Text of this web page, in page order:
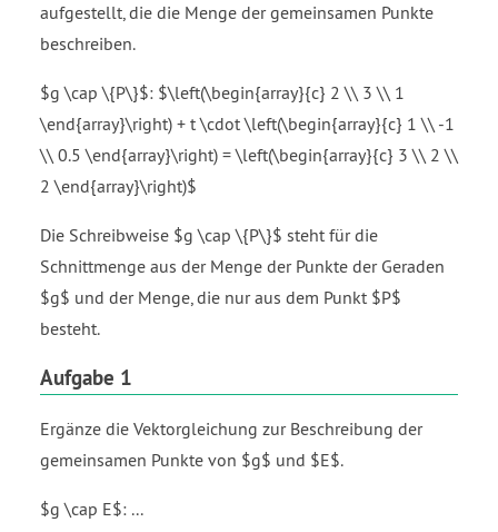
aufgestellt, die die Menge der gemeinsamen Punkte
beschreiben.
$g \cap \{P\}$: $\left(\begin{array}{c} 2 \\ 3 \\ 1
\end{array}\right) + t \cdot \left(\begin{array}{c} 1 \\ -1
\\ 0.5 \end{array}\right) = \left(\begin{array}{c} 3 \\ 2 \\
2 \end{array}\right)$
Die Schreibweise $g \cap \{P\}$ steht für die
Schnittmenge aus der Menge der Punkte der Geraden
$g$ und der Menge, die nur aus dem Punkt $P$
besteht.
Aufgabe 1
Ergänze die Vektorgleichung zur Beschreibung der
gemeinsamen Punkte von $g$ und $E$.
$g \cap E$: ...